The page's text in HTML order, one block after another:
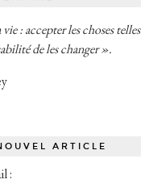
: accepter les choses telles
de les changer ».
ARTICLE
: